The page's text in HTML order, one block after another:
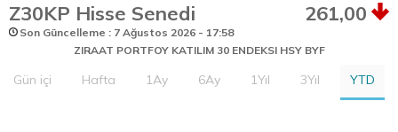
Z30KP Hisse Senedi 261,00
Son Güncelleme : 7 Ağustos 2026 - 17:58
ZIRAAT PORTFOY KATILIM 30 ENDEKSI HSY BYF
Gün içi Hafta 1Ay 6Ay 1Yıl 3Yıl YTD